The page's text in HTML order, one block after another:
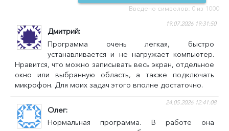
КОММЕНТАРИЙ
Введено символов: 0 из 1000
Дмитрий
19.07.2026 19:31:50
Программа очень легкая, быстро
устанавливается и не нагружает компьютер.
Нравится, что можно записывать весь экран, отдельное
окно или выбранную область, а также подключать
микрофон. Для моих задач этого вполне достаточно.
Олег
24.05.2026 12:41:08
Нормальная программа. В работе она